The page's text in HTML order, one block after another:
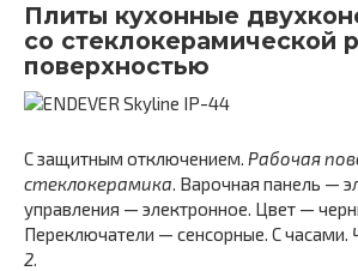
Плиты кухонные
со стеклокерамической
поверхностью
С защитным отключением. Рабочая
стеклокерамика. Варочная панель —
управления — электронное. Цвет —
Переключатели — сенсорные. С часами.
2.